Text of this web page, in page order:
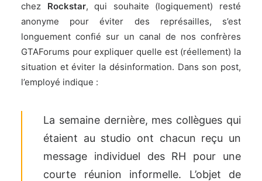
chez Rockstar, qui souhaite (logiquement) resté
anonyme pour éviter des représailles, s’est
longuement confié sur un canal de nos confrères
GTAForums pour expliquer quelle est (réellement) la
situation et éviter la désinformation. Dans son post,
l’employé indique :
La semaine dernière, mes collègues qui
étaient au studio ont chacun reçu un
message individuel des RH pour une
courte réunion informelle. L’objet de